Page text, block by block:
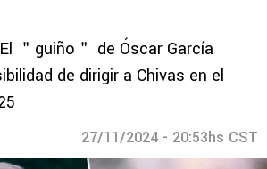
＂guiño＂ de Óscar García
de dirigir a Chivas en el
27/11/2024 - 20:53hs CST